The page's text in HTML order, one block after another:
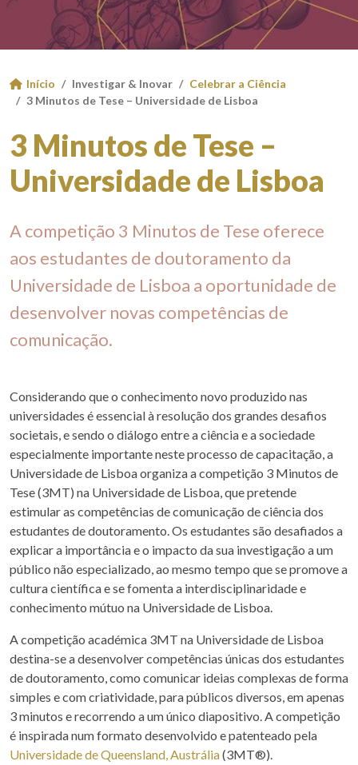
Início Investigar & Inovar
Celebrar a Ciência
3 Minutos de Tese – Universidade de Lisboa
3 Minutos de Tese –
Universidade de Lisboa
A competição 3 Minutos de Tese oferece
aos estudantes de doutoramento da
Universidade de Lisboa a oportunidade de
desenvolver novas competências de
comunicação.
Considerando que o conhecimento novo produzido nas
universidades é essencial à resolução dos grandes desafios
societais, e sendo o diálogo entre a ciência e a sociedade
especialmente importante neste processo de capacitação, a
Universidade de Lisboa organiza a competição 3 Minutos de
Tese (3MT) na Universidade de Lisboa, que pretende
estimular as competências de comunicação de ciência dos
estudantes de doutoramento. Os estudantes são desafiados a
explicar a importância e o impacto da sua investigação a um
público não especializado, ao mesmo tempo que se promove a
cultura científica e se fomenta a interdisciplinaridade e
conhecimento mútuo na Universidade de Lisboa.
A competição académica 3MT na Universidade de Lisboa
destina-se a desenvolver competências únicas dos estudantes
de doutoramento, como comunicar ideias complexas de forma
simples e com criatividade, para públicos diversos, em apenas
3 minutos e recorrendo a um único diapositivo. A competição
é inspirada num formato desenvolvido e patenteado pela
Universidade de Queensland, Austrália(3MT®).